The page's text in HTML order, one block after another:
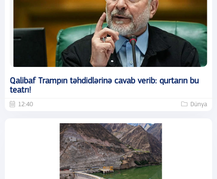
Qalibaf Trampın təhdidlərinə cavab verib: qurtarın bu
teatrı!
12:40 Dünya